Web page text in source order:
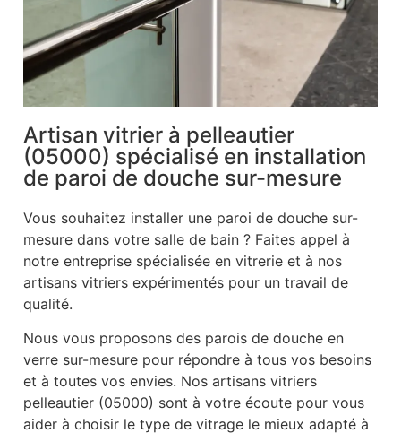
Artisan vitrier à pelleautier
(05000) spécialisé en installation
de paroi de douche sur-mesure
Vous souhaitez installer une paroi de douche sur-
mesure dans votre salle de bain ? Faites appel à
notre entreprise spécialisée en vitrerie et à nos
artisans vitriers expérimentés pour un travail de
qualité.
Nous vous proposons des parois de douche en
verre sur-mesure pour répondre à tous vos besoins
et à toutes vos envies. Nos artisans vitriers
pelleautier (05000) sont à votre écoute pour vous
aider à choisir le type de vitrage le mieux adapté à